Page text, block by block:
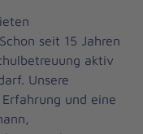
seit 15 Jahren
aktiv
Unsere
und eine